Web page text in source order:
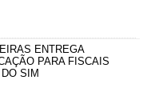
ENTREGA
PARA FISCAIS
SIM